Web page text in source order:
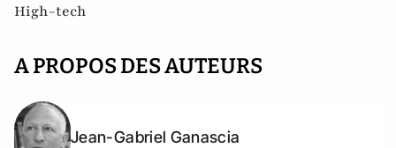
High-tech
A PROPOS DES AUTEURS
Jean-Gabriel Ganascia